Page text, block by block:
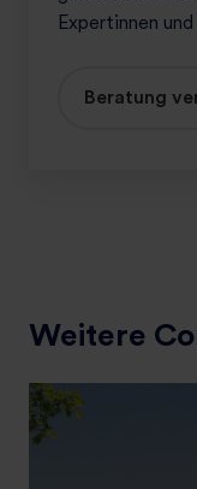
Expertinnen
Beratung
Weitere